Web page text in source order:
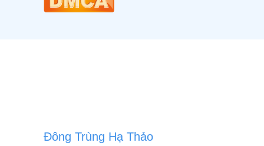
Đông Trùng Hạ Thảo